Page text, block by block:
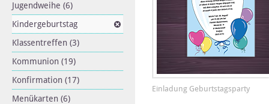
Jugendweihe (6)
Kindergeburtstag
Klassentreffen (3)
Kommunion (19)
Konfirmation (17)
Menükarten (6)
Einladung Geburtstagsparty